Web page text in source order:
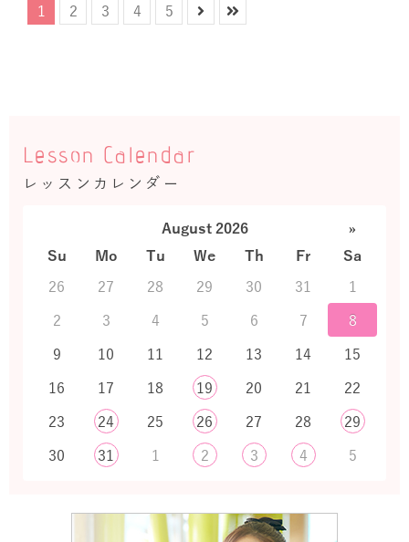
1 2 3 4 5
Lesson Calendar
レッスンカレンダー
August 2026
»
Su
Mo Tu We Th Fr
Sa
26
27 28 29 30 31
1
2
3 4 5 6 7
8
9
10 11 12 13 14
15
16
17 18 19 20 21
22
23
24 25 26 27 28
29
30
31 1 2 3 4 5